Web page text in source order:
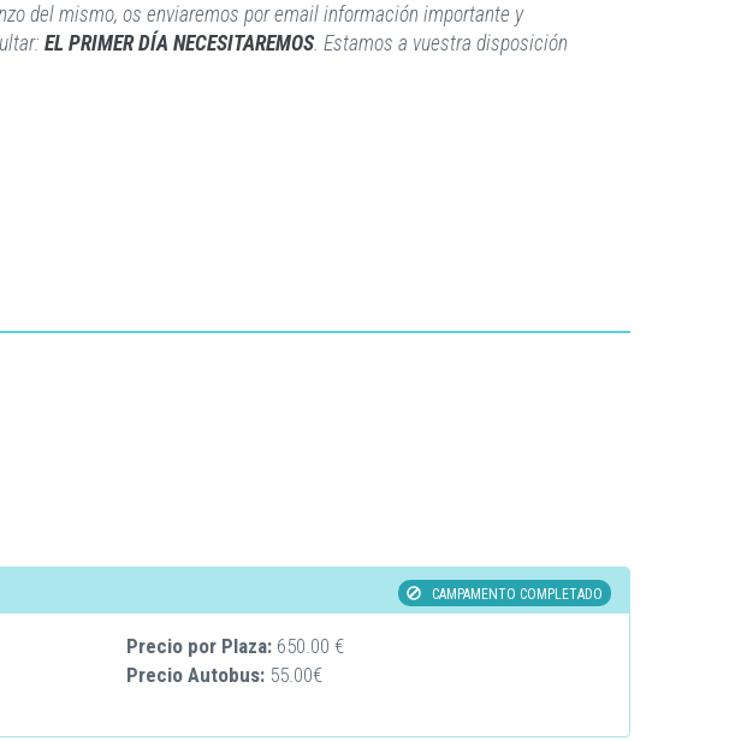
del mismo, os enviaremos por email información importante y
EL PRIMER DÍA NECESITAREMOS. Estamos a vuestra disposición
CAMPAMENTO COMPLETADO
Precio por Plaza: 650.00 €
Precio Autobus: 55.00€